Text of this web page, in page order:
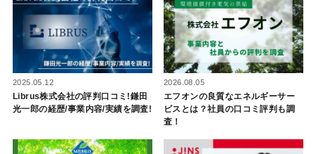
2025.05.12
Librus株式会社の評判口コミ!鎌田
光一郎の経歴/事業内容/実績を調査!
2026.08.05
エフオンの良質なエネルギーサー
ビスとは？社員の口コミ評判も調
査！